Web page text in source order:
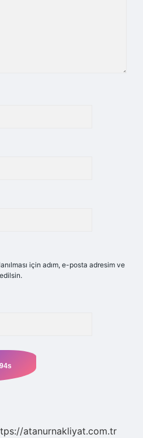
için adım, e-posta adresim ve
atanurnakliyat.com.tr